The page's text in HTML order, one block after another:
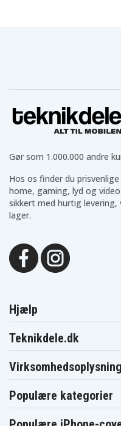
Gør som 1.000.000 andre
Hos os finder du
home, gaming, lyd og
sikkert med hurtig levering,
lager.
Hjælp
Teknikdele.dk
Populære kategorier